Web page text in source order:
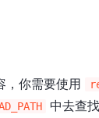
，你需要使用
中去查